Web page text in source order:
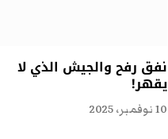
نفق رفح والجيش الذي لا
يقهر!
10 نوفمبر، 2025